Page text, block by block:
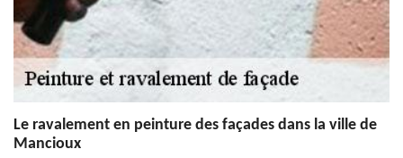
Le ravalement en peinture des façades dans la ville de
Mancioux